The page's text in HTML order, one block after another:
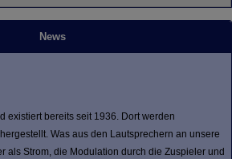
News
existiert bereits seit 1936. Dort werden
Was aus den Lautsprechern an unsere
als Strom, die Modulation durch die Zuspieler und